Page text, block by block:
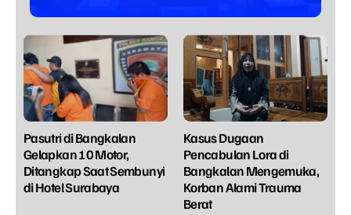
Pasutri di Bangkalan
Gelapkan 10 Motor,
Ditangkap Saat Sembunyi
di Hotel Surabaya
Kasus Dugaan
Pencabulan Lora di
Bangkalan Mengemuka,
Korban Alami Trauma
Berat